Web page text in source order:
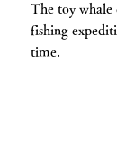
The toy
fishing
time.